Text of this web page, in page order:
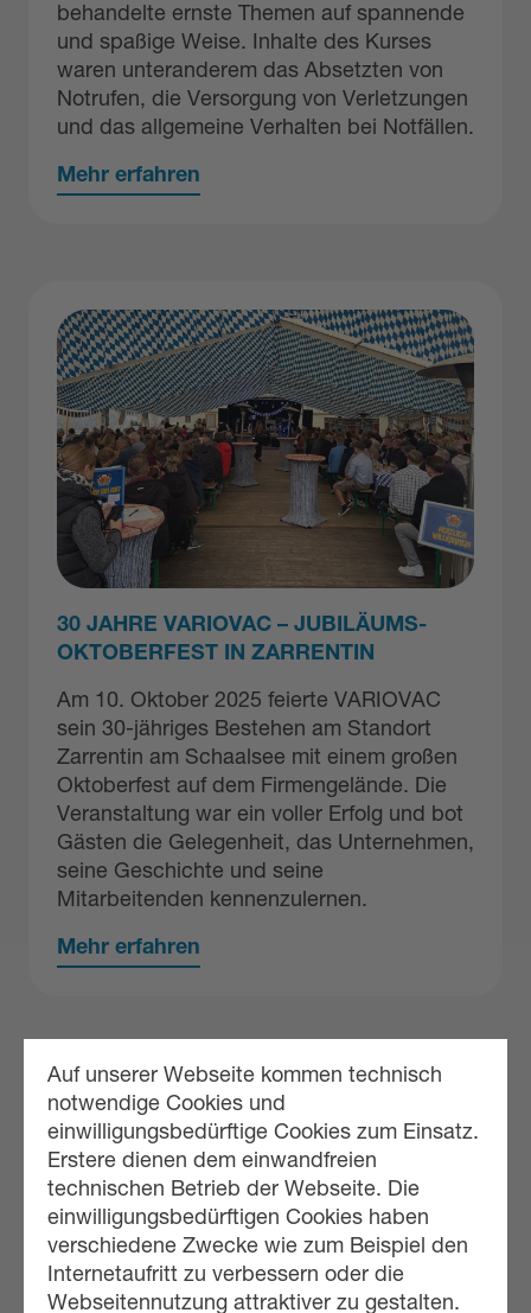
Auf unserer Webseite kommen technisch
notwendige Cookies und
einwilligungsbedürftige Cookies zum Einsatz.
Erstere dienen dem einwandfreien
technischen Betrieb der Webseite. Die
einwilligungsbedürftigen Cookies haben
verschiedene Zwecke wie zum Beispiel den
Internetaufritt zu verbessern oder die
Webseitennutzung attraktiver zu gestalten.
behandelte ernste Themen auf spannende
und spaßige Weise. Inhalte des Kurses
waren unteranderem das Absetzten von
Notrufen, die Versorgung von Verletzungen
und das allgemeine Verhalten bei Notfällen.
Mehr erfahren
30 JAHRE VARIOVAC – JUBILÄUMS-
OKTOBERFEST IN ZARRENTIN
Am 10. Oktober 2025 feierte VARIOVAC
sein 30-jähriges Bestehen am Standort
Zarrentin am Schaalsee mit einem großen
Oktoberfest auf dem Firmengelände. Die
Veranstaltung war ein voller Erfolg und bot
Gästen die Gelegenheit, das Unternehmen,
seine Geschichte und seine
Mitarbeitenden kennenzulernen.
Mehr erfahren